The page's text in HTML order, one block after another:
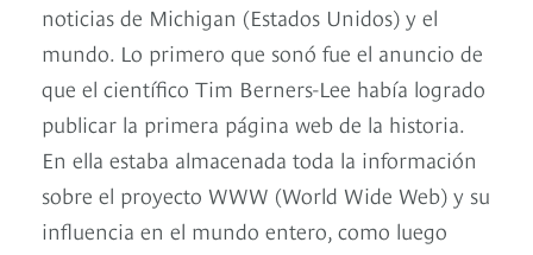
noticias de Michigan (Estados Unidos) y el
mundo. Lo primero que sonó fue el anuncio de
que el científico Tim Berners-Lee había logrado
publicar la primera página web de la historia.
En ella estaba almacenada toda la información
sobre el proyecto WWW (World Wide Web) y su
influencia en el mundo entero, como luego